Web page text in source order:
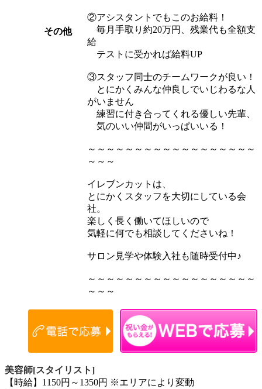
その他
②アシスタントでもこのお給料！
毎月手取り約20万円、残業代も全額支
給
テストに受かれば給料UP
③スタッフ同士のチームワークが良い！
とにかくみんな仲良しでいじわるな人
がいません
練習に付き合ってくれる優しい先輩、
気のいい仲間がいっぱいいる！
～～～～～～～～～～～～～～～～～～
～～～
イレブンカットは、
とにかくスタッフを大切にしている会
社。
楽しく長く働いてほしいので
気軽に何でも相談してくださいね！
サロン見学や体験入社も随時受付中♪
～～～～～～～～～～～～～～～～～～
～～～
美容師[スタイリスト]
【時給】1150円～1350円 ※エリアにより変動